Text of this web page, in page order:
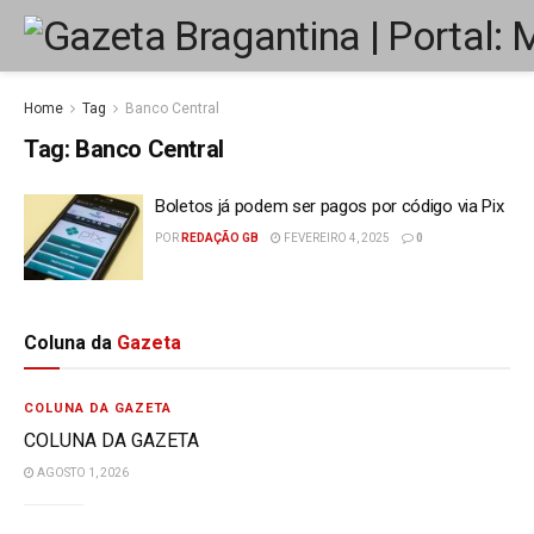
Home Tag Banco Central
Tag: Banco Central
Boletos já podem ser pagos por código via Pix
POR REDAÇÃO GB FEVEREIRO 4, 2025 0
Coluna da Gazeta
COLUNA DA GAZETA
COLUNA DA GAZETA
AGOSTO 1, 2026